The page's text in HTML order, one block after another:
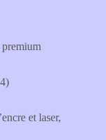
premium
et laser,